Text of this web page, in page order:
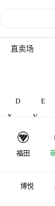
直卖场
D E
X Y
福田
博悦